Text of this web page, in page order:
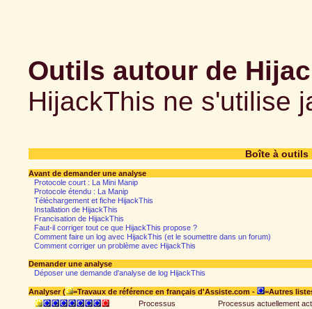
Outils autour de
HijackThis ne s'utilise
Boîte à outils
Avant de demander une analyse
Protocole court : La Mini Manip
Protocole étendu : La Manip
Téléchargement et fiche HijackThis
Installation de HijackThis
Francisation de HijackThis
Faut-il corriger tout ce que HijackThis propose ?
Comment faire un log avec HijackThis (et le soumettre dans un forum)
Comment corriger un problème avec HijackThis
Demander une analyse
Déposer une demande d'analyse de log HijackThis
Analyser ( =Travaux de référence en français d'Assiste.com -
=Autres
Processus
Processus actuellement